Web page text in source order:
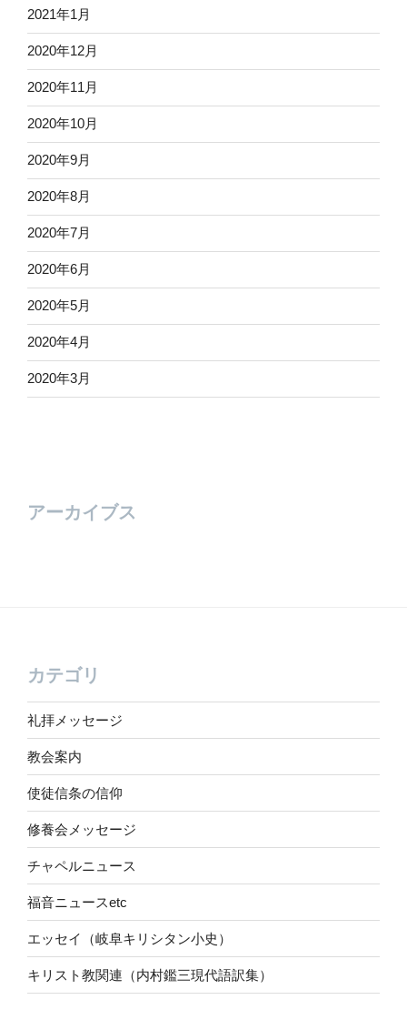
2021年1月
2020年12月
2020年11月
2020年10月
2020年9月
2020年8月
2020年7月
2020年6月
2020年5月
2020年4月
2020年3月
アーカイブス
カテゴリ
礼拝メッセージ
教会案内
使徒信条の信仰
修養会メッセージ
チャペルニュース
福音ニュースetc
エッセイ（岐阜キリシタン小史）
キリスト教関連（内村鑑三現代語訳集）